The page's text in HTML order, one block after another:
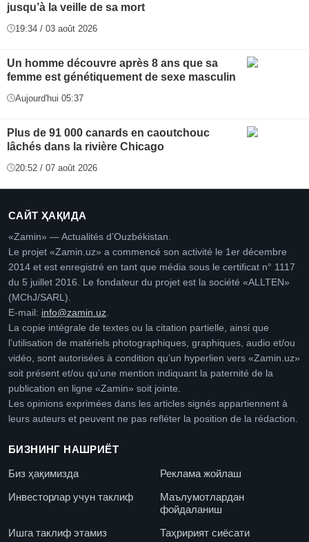
jusqu’à la veille de sa mort
19:34 / 03 août 2026
Un homme découvre après 8 ans que sa
femme est génétiquement de sexe masculin
Aujourd'hui 05:37
Plus de 91 000 canards en caoutchouc
lâchés dans la rivière Chicago
20:52 / 07 août 2026
САЙТ ҲАҚИДА
«Zamin» — Actualités d’Ouzbékistan.
Le projet «Zamin.uz» a commencé son activité le 1er décembre
2014 et est enregistré en tant que média sous le certificat n° 1117
du 5 juillet 2016. Le fondateur du projet est la société «ALLTEN»
(MChJ/SARL).
E-mail: info@zamin.uz
La copie intégrale de textes ou la citation partielle, ainsi que
l’utilisation de matériels photographiques, graphiques, audio et/ou
vidéo, sont autorisées à condition qu’un hyperlien vers «Zamin.uz»
soit présent et/ou qu’une mention indiquant la paternité de la
publication en ligne «Zamin» soit jointe.
Les opinions exprimées dans les articles signés appartiennent à
leurs auteurs et peuvent ne pas refléter la position de la rédaction.
БИЗНИНГ НАШРИЁТ
Биз ҳақимизда
Реклама жойлаш
Инвесторлар учун таклиф
Маълумотлардан
фойдаланиш
Ишга таклиф этамиз
Таҳририят сиёсати